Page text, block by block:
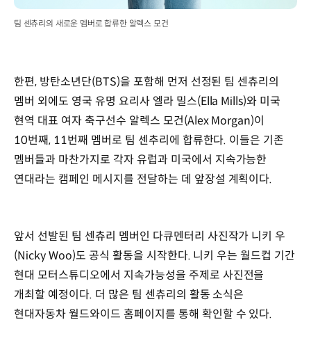
팀 센츄리의 새로운 멤버로 합류한 알렉스 모건
한편, 방탄소년단(BTS)을 포함해 먼저 선정된 팀 센츄리의
멤버 외에도 영국 유명 요리사 엘라 밀스(Ella Mills)와 미국
현역 대표 여자 축구선수 알렉스 모건(Alex Morgan)이
10번째, 11번째 멤버로 팀 센추리에 합류한다. 이들은 기존
멤버들과 마찬가지로 각자 유럽과 미국에서 지속가능한
연대라는 캠페인 메시지를 전달하는 데 앞장설 계획이다.
앞서 선발된 팀 센츄리 멤버인 다큐멘터리 사진작가 니키 우
(Nicky Woo)도 공식 활동을 시작한다. 니키 우는 월드컵 기간
현대 모터스튜디오에서 지속가능성을 주제로 사진전을
개최할 예정이다. 더 많은 팀 센츄리의 활동 소식은
현대자동차 월드와이드 홈페이지를 통해 확인할 수 있다.